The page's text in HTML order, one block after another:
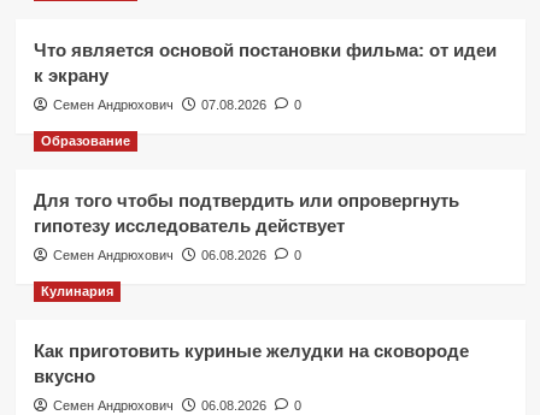
Что является основой постановки фильма: от идеи
к экрану
Семен Андрюхович 07.08.2026 0
Образование
Для того чтобы подтвердить или опровергнуть
гипотезу исследователь действует
Семен Андрюхович 06.08.2026 0
Кулинария
Как приготовить куриные желудки на сковороде
вкусно
Семен Андрюхович 06.08.2026 0